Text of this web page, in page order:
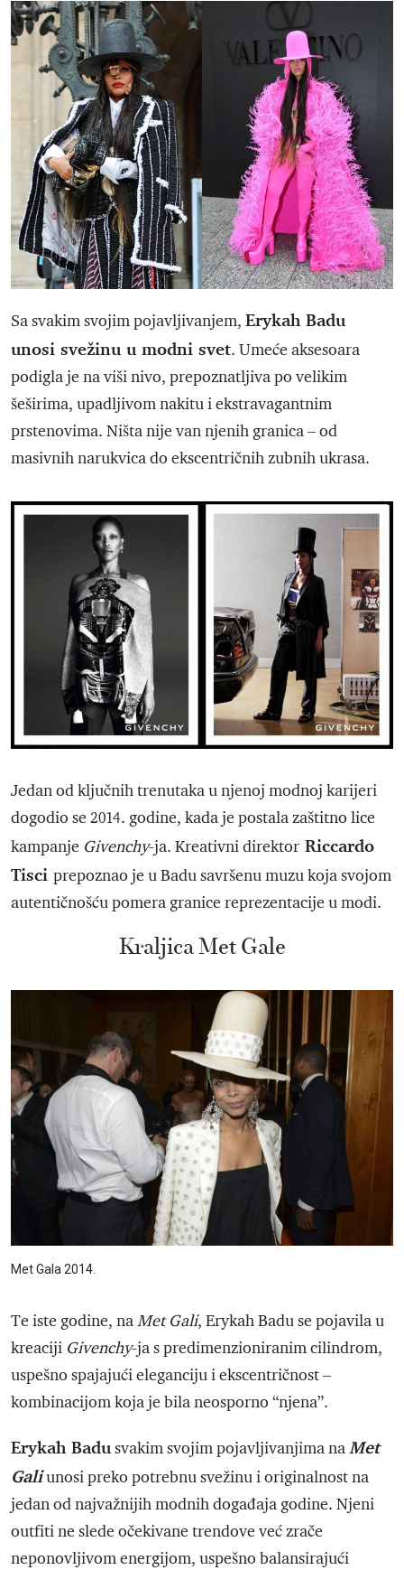
Sa svakim svojim pojavljivanjem, Erykah Badu
unosi svežinu u modni svet. Umeće aksesoara
podigla je na viši nivo, prepoznatljiva po velikim
šeširima, upadljivom nakitu i ekstravagantnim
prstenovima. Ništa nije van njenih granica – od
masivnih narukvica do ekscentričnih zubnih ukrasa.
Jedan od ključnih trenutaka u njenoj modnoj karijeri
dogodio se 2014. godine, kada je postala zaštitno lice
kampanje Givenchy-ja. Kreativni direktor Riccardo
Tisci prepoznao je u Badu savršenu muzu koja svojom
autentičnošću pomera granice reprezentacije u modi.
Kraljica Met Gale
Met Gala 2014.
Te iste godine, naMet Gali, Erykah Badu se pojavila u
kreaciji Givenchy-ja s predimenzioniranim cilindrom,
uspešno spajajući eleganciju i ekscentričnost –
kombinacijom koja je bila neosporno “njena”.
Erykah Badu svakim svojim pojavljivanjima na Met
Galiunosi preko potrebnu svežinu i originalnost na
jedan od najvažnijih modnih događaja godine. Njeni
outfiti ne slede očekivane trendove već zrače
neponovljivom energijom, uspešno balansirajući